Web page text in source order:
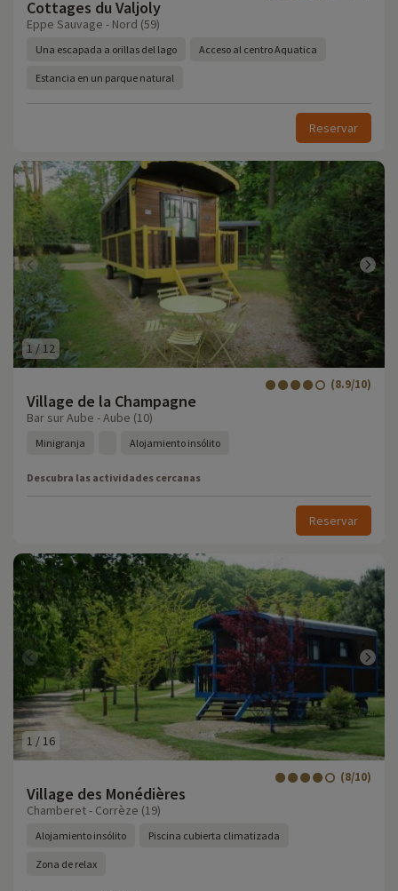
Cottages du Valjoly
Eppe Sauvage - Nord (59)
Una escapada a orillas del lago Acceso al centro Aquatica
Estancia en un parque natural
Reservar
1 / 12
Village de la Champagne
(8.9/10)
Bar sur Aube - Aube (10)
Minigranja Alojamiento insólito
Descubra las actividades cercanas
Reservar
1 / 16
Village des Monédières
(8/10)
Chamberet - Corrèze (19)
Alojamiento insólito Piscina cubierta climatizada
Zona de relax